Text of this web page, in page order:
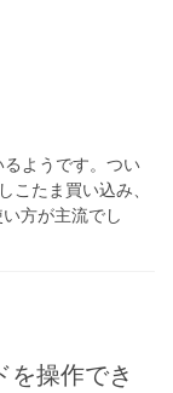
ようです。つい
こたま買い込み、
方が主流でし
を操作でき